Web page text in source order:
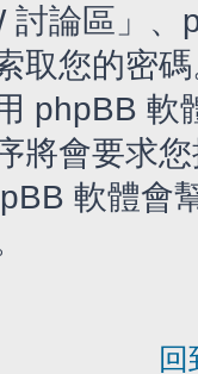
討論區」
取您的密
phpBB 軟
將會要求
軟體會